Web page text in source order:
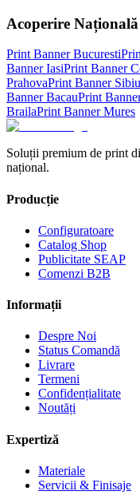
Acoperire
Print BannerBucuresti
BannerIasiPrint Banner
PrahovaPrint Banner Sibiu
BannerBacauPrint
BrailaPrint BannerMures
Soluții premium de print
național.
Producție
Configuratoare
Catalog Shop
Publicitate SEAP
Comenzi B2B
Informații
Despre Noi
Status Comandă
Livrare
Termeni
Confidențialitate
Noutăți
Expertiză
Materiale
Servicii & Finisaje